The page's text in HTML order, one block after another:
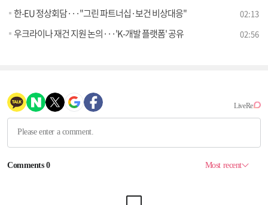
한-EU 정상회담···"그린 파트너십·보건 비상대응" 02:13
우크라이나 재건 지원 논의···'K-개발 플랫폼' 공유 02:56